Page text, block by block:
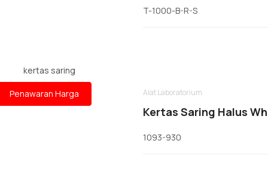
T-1000-B-R-S
Penawaran Harga Alat Laboratorium
Kertas Saring Halus
1093-930